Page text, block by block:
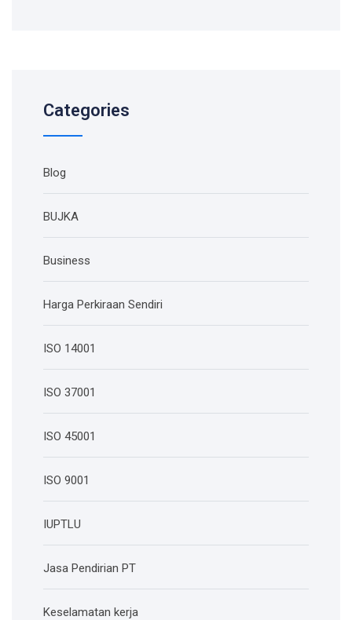
Categories
Blog
BUJKA
Business
Harga Perkiraan Sendiri
ISO 14001
ISO 37001
ISO 45001
ISO 9001
IUPTLU
Jasa Pendirian PT
Keselamatan kerja